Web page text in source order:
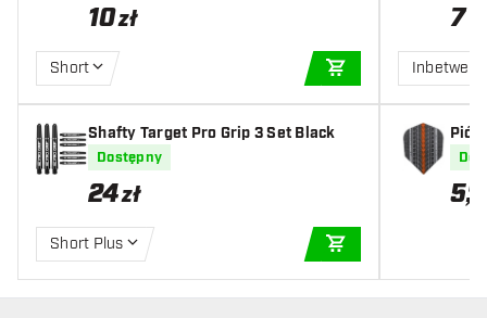
10zł
Short
DODAJ DO
Shafty Target Pro Grip 3 Set Black
Dostępny
24zł
Short Plus
7
Inbetween
5,04